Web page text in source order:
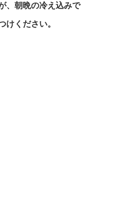
、朝晩の冷え込みで
けください。